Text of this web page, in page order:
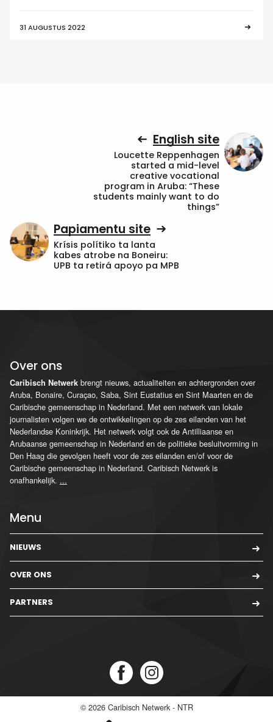
31 AUGUSTUS 2022
English site
Loucette Reppenhagen
started a mid-level
creative vocational
program in Aruba: “These
students mainly want to do
things”
Papiamentu site
Krísis polítiko ta lanta
kabes atrobe na Boneiru:
UPB ta retirá apoyo pa MPB
Over ons
Caribisch Netwerk brengt nieuws, actualiteiten en achtergronden over
Aruba, Bonaire, Curaçao, Saba, Sint Eustatius en Sint Maarten en de
Caribische gemeenschap in Nederland. Met een netwerk van lokale
journalisten volgen we de ontwikkelingen op de zes eilanden van het
Nederlandse Koninkrijk. Het netwerk volgt ook de Antilliaanse en
Arubaanse gemeenschap in Nederland en de politieke besluitvorming in
Den Haag die gevolgen heeft voor de zes eilanden en/of voor de
Caribische gemeenschap in Nederland. Caribisch Netwerk is
onafhankelijk. ...
Menu
NIEUWS
OVER ONS
PARTNERS
© 2026 Caribisch Netwerk - NTR